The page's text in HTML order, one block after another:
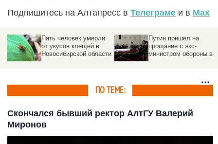
Подпишитесь на Алтапресс в Телеграме и в Max
Пять человек умерли
от укусов клещей в
Новосибирской области
Путин пришел на
прощание с экс-
министром обороны в
ПО ТЕМЕ:
Скончался бывший ректор АлтГУ Валерий
Миронов